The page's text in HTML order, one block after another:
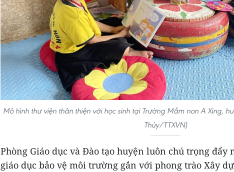
Mô hình thư viện thân thiện với học sinh tại Trường Mầm non A Xing,
Thủy/TTXVN)
Phòng Giáo dục và Đào tạo huyện luôn chú trọng đẩy
giáo dục bảo vệ môi trường gắn với phong trào Xây